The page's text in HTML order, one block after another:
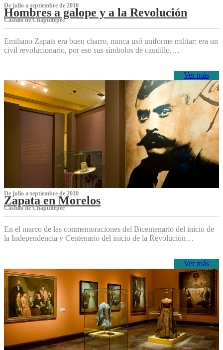
De julio a septiembre de 2010
Hombres a galope y a la Revolución
Castillo de Chapultepec
Emiliano Zapata era buen charro, nunca usó uniforme militar: era un
civil revolucionario, por eso sus símbolos de caudillo,…
Ver más
De julio a septiembre de 2010
Zapata en Morelos
Castillo de Chapultepec
En el marco de las conmemoraciones del Bicentenario del inicio de
la Independencia y Centenario del inicio de la Revolución…
Ver más